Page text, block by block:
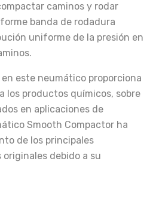
caminos y rodar
banda de rodadura
uniforme de la presión en
este neumático proporciona
los productos químicos, sobre
en aplicaciones de
Smooth Compactor ha
de los principales
debido a su